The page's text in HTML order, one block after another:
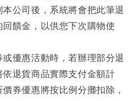
公司後，系統將會把此筆退
饋金，以供您下次購物使
優惠活動時，若辦理部分退
退貨商品實際支付金額計
券優惠將按比例分攤扣除，